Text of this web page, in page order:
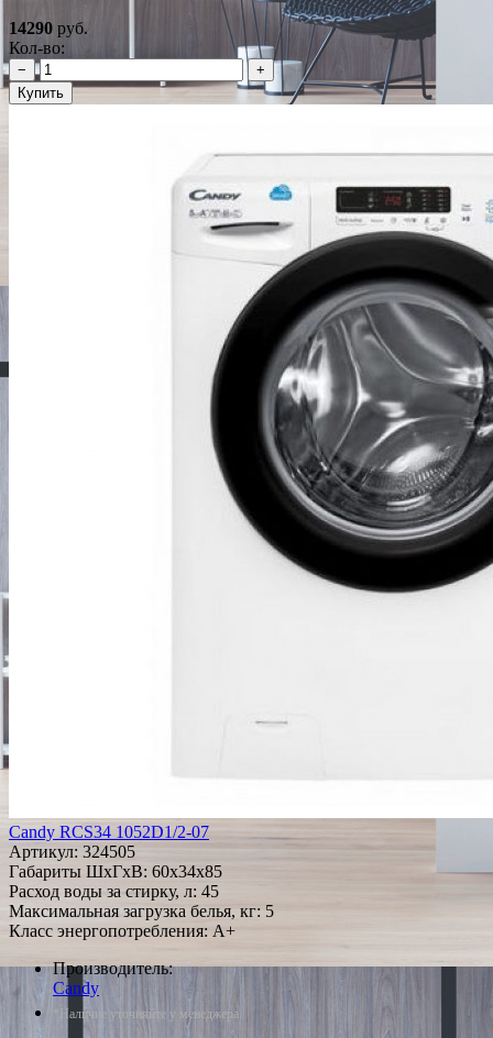
14290 руб.
Кол-во:
−
+
Купить
Candy RCS34 1052D1/2-07
Артикул: 324505
Габариты ШxГxВ: 60x34x85
Расход воды за стирку, л: 45
Максимальная загрузка белья, кг: 5
Класс энергопотребления: A+
Производитель:
Candy
*Наличие уточняйте у менеджера